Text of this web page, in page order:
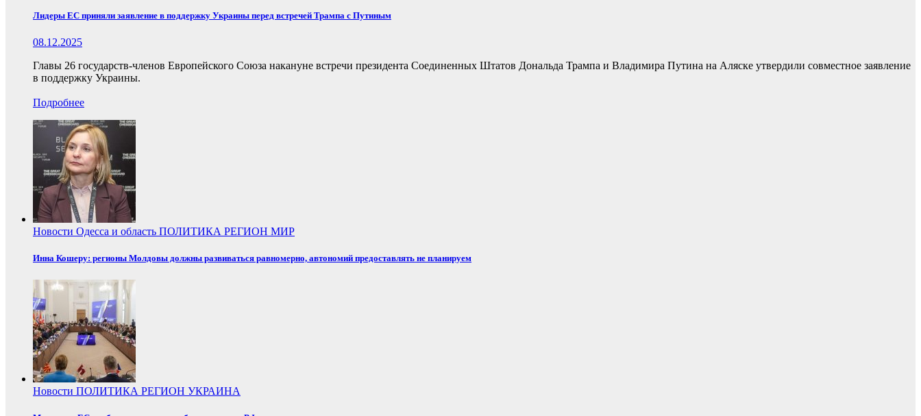
Лидеры ЕС приняли заявление в поддержку Украины перед встречей Трампа с Путиным
08.12.2025
Главы 26 государств-членов Европейского Союза накануне встречи президента Соединенных Штатов Дональда Трампа и Владимира Путина на Аляске утвердили совместное заявление
в поддержку Украины.
Подробнее
Новости Одесса и область ПОЛИТИКА РЕГИОН МИР
Инна Кошеру: регионы Молдовы должны развиваться равномерно, автономий предоставлять не планируем
Новости ПОЛИТИКА РЕГИОН УКРАИНА